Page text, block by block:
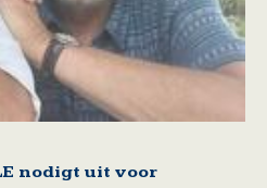
nodigt uit voor